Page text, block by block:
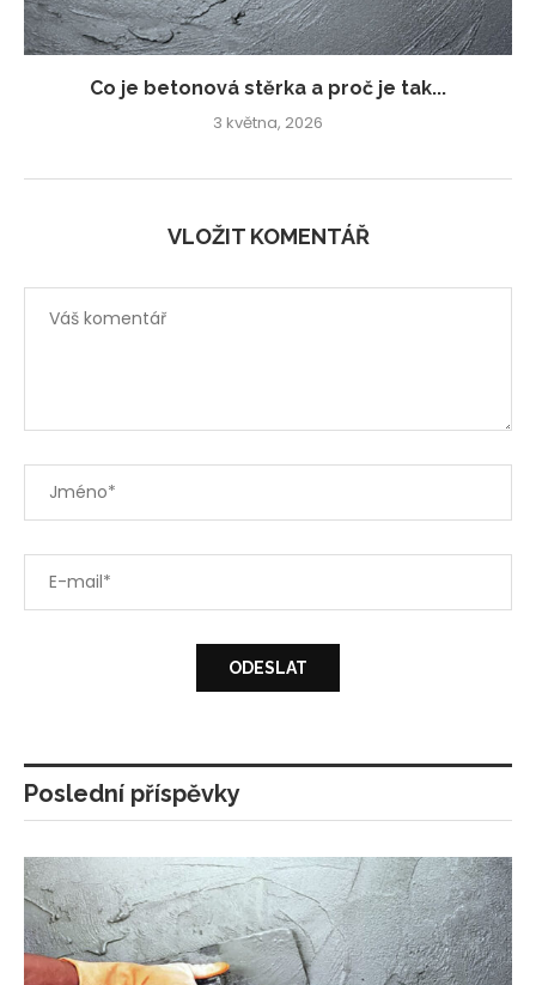
Co je betonová stěrka a proč je tak...
3 května, 2026
VLOŽIT KOMENTÁŘ
Poslední příspěvky